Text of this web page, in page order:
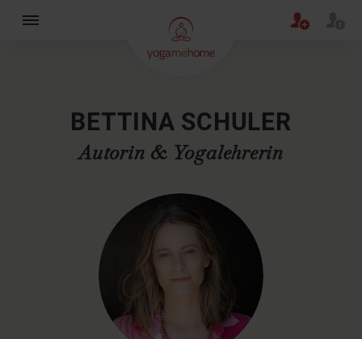
BETTINA SCHULER
Autorin & Yogalehrerin